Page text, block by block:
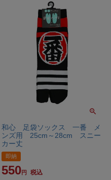
和心 足袋ソックス 一番 メ
ンズ用 25cm～28cm スニー
カー丈
即納
550 税込